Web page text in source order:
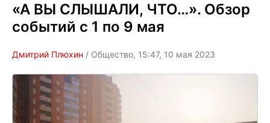
«А ВЫ СЛЫШАЛИ, ЧТО…». Обзор
событий с 1 по 9 мая
Дмитрий Плюхин / Общество, 15:47, 10 мая 2023